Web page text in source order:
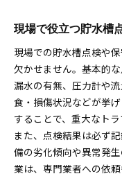
現場で役立つ貯水槽
現場での貯水槽点検や
欠かせません。基本的
漏水の有無、圧力計や
食・損傷状況などが挙
することで、重大なト
また、点検結果は必ず
備の劣化傾向や異常発
業は、専門業者への依